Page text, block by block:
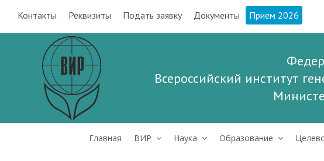
Контакты Реквизиты Подать заявку Документы Прием 2026
Всероссийский институт
Главная ВИР Наука Образование